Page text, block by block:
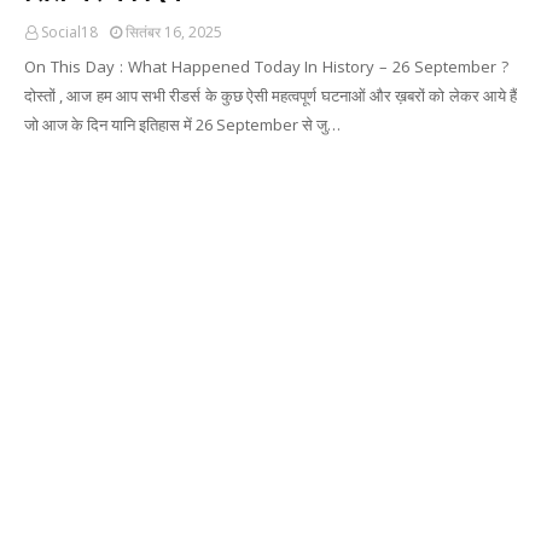
Social18 सितंबर 16, 2025
On This Day : What Happened Today In History – 26 September ?
दोस्तों , आज हम आप सभी रीडर्स के कुछ ऐसी महत्वपूर्ण घटनाओं और ख़बरों को लेकर आये हैं
जो आज के दिन यानि इतिहास में 26 September से जु…